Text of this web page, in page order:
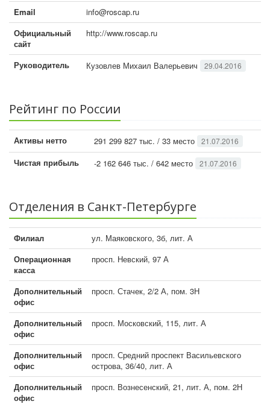
Email
info@roscap.ru
Официальный
сайт
http://www.roscap.ru
Руководитель Кузовлев Михаил Валерьевич 29.04.2016
Рейтинг по России
Активы нетто 291 299 827 тыс. / 33 место 21.07.2016
Чистая прибыль -2 162 646 тыс. / 642 место 21.07.2016
Отделения в Санкт-Петербурге
Филиал
ул. Маяковского, 3б, лит. А
Операционная
касса
просп. Невский, 97 А
Дополнительный
офис
просп. Стачек, 2/2 А, пом. 3Н
Дополнительный
офис
просп. Московский, 115, лит. А
Дополнительный
офис
просп. Средний проспект Васильевского
острова, 36/40, лит. А
Дополнительный
офис
просп. Вознесенский, 21, лит. А, пом. 2Н